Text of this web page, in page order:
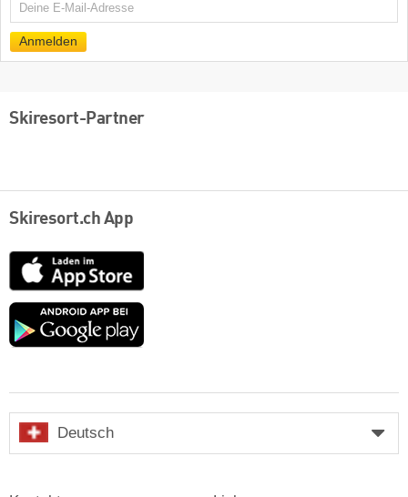
E-
Anmelden
Skiresort-Partner
Skiresort.ch App
App
Store
Google
Deutsch